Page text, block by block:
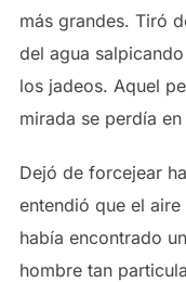
más grandes. Tiró
del agua
los jadeos. Aquel
mirada se perdía
Dejó de forcejear
entendió que el
había encontrado
hombre tan